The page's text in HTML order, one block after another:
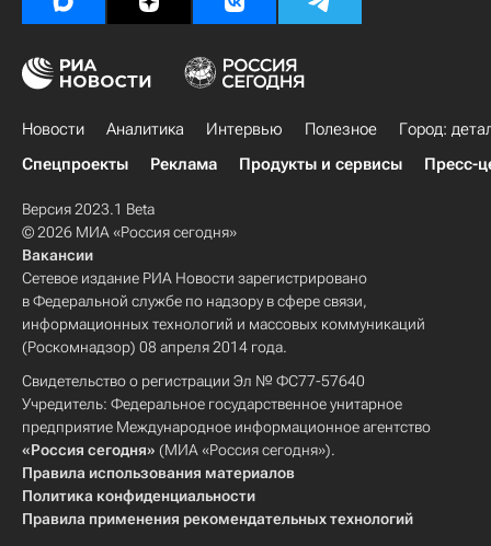
Новости Аналитика Интервью Полезное
Город:
Спецпроекты
Реклама Продукты и сервисы Пресс-
Версия 2023.1 Beta
© 2026 МИА «Россия сегодня»
Вакансии
Сетевое издание РИА Новости зарегистрировано
в Федеральной службе по надзору в сфере связи,
информационных технологий и массовых коммуникаций
(Роскомнадзор) 08 апреля 2014 года.
Свидетельство о регистрации Эл № ФС77-57640
Учредитель: Федеральное государственное унитарное
предприятие Международное информационное агентство
«Россия сегодня» (МИА «Россия сегодня»).
Правила использования материалов
Политика конфиденциальности
Правила применения рекомендательных технологий